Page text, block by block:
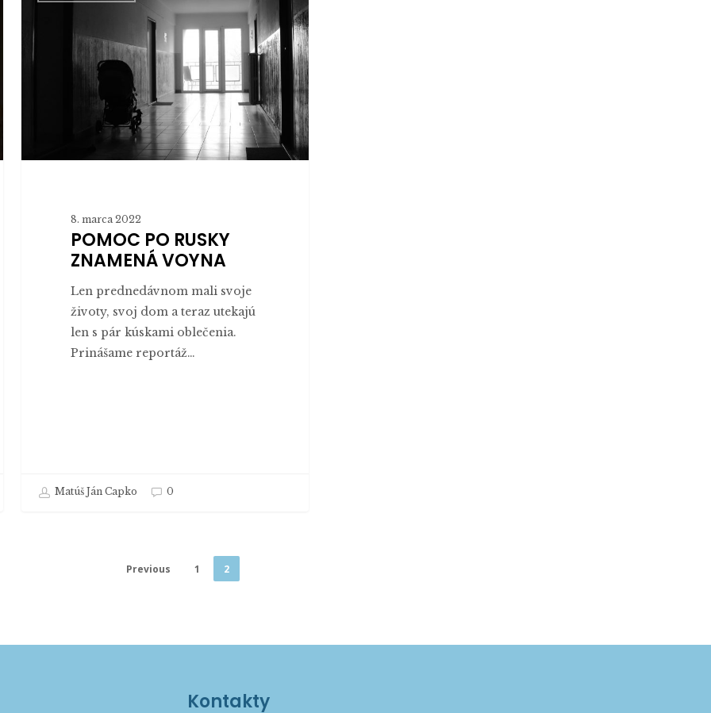
ZNAMENÁ
VOYNA
8. marca 2022
POMOC PO RUSKY
ZNAMENÁ VOYNA
Len prednedávnom mali svoje
životy, svoj dom a teraz utekajú
len s pár kúskami oblečenia.
Prinášame reportáž…
Matúš Ján Capko 0
Previous 1 2
Kontakty